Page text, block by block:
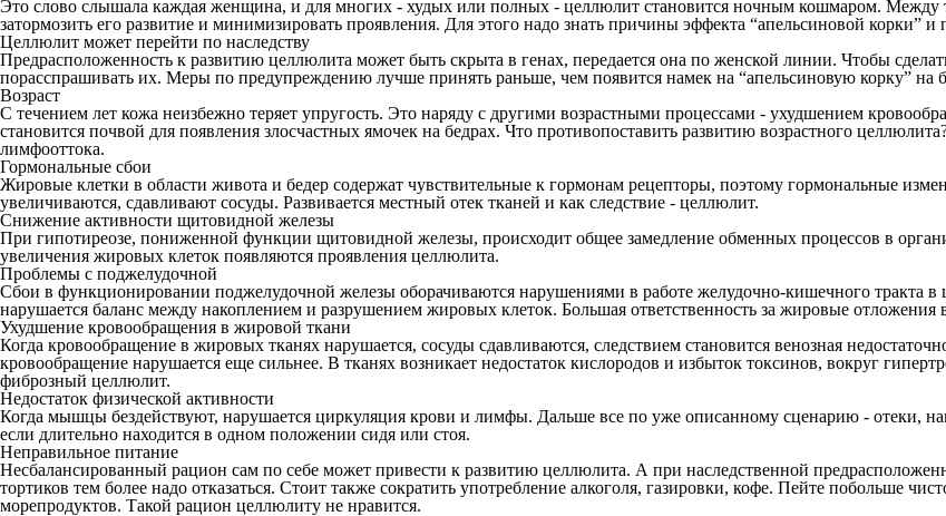
Это слово слышала каждая женщина, и для многих - худых или полных - целлюлит становится ночным кошмаром. Между
затормозить его развитие и минимизировать проявления. Для этого надо знать причины эффекта “апельсиновой корки”
Целлюлит может перейти по наследству
Предрасположенность к развитию целлюлита может быть скрыта в генах, передается она по женской линии. Чтобы
порасспрашивать их. Меры по предупреждению лучше принять раньше, чем появится намек на “апельсиновую корку” на
Возраст
С течением лет кожа неизбежно теряет упругость. Это наряду с другими возрастными процессами - ухудшением
становится почвой для появления злосчастных ямочек на бедрах. Что противопоставить развитию возрастного
лимфооттока.
Гормональные сбои
Жировые клетки в области живота и бедер содержат чувствительные к гормонам рецепторы, поэтому гормональные
увеличиваются, сдавливают сосуды. Развивается местный отек тканей и как следствие - целлюлит.
Снижение активности щитовидной железы
При гипотиреозе, пониженной функции щитовидной железы, происходит общее замедление обменных процессов в
увеличения жировых клеток появляются проявления целлюлита.
Проблемы с поджелудочной
Сбои в функционировании поджелудочной железы оборачиваются нарушениями в работе желудочно-кишечного тракта в
нарушается баланс между накоплением и разрушением жировых клеток. Большая ответственность за жировые
Ухудшение кровообращения в жировой ткани
Когда кровообращение в жировых тканях нарушается, сосуды сдавливаются, следствием становится венозная
кровообращение нарушается еще сильнее. В тканях возникает недостаток кислородов и избыток токсинов, вокруг
фиброзный целлюлит.
Недостаток физической активности
Когда мышцы бездействуют, нарушается циркуляция крови и лимфы. Дальше все по уже описанному сценарию - отеки,
если длительно находится в одном положении сидя или стоя.
Неправильное питание
Несбалансированный рацион сам по себе может привести к развитию целлюлита. А при наследственной
тортиков тем более надо отказаться. Стоит также сократить употребление алкоголя, газировки, кофе. Пейте побольше
морепродуктов. Такой рацион целлюлиту не нравится.